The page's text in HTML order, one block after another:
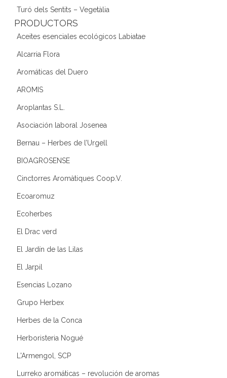
Turó dels Sentits – Vegetàlia
PRODUCTORS
Aceites esenciales ecológicos Labiatae
Alcarria Flora
Aromáticas del Duero
AROMIS
Aroplantas S.L.
Asociación laboral Josenea
Bernau – Herbes de l’Urgell
BIOAGROSENSE
Cinctorres Aromàtiques Coop.V.
Ecoaromuz
Ecoherbes
El Drac verd
El Jardín de las Lilas
El Jarpil
Esencias Lozano
Grupo Herbex
Herbes de la Conca
Herboristeria Nogué
L'Armengol, SCP
Lurreko aromáticas – revolución de aromas